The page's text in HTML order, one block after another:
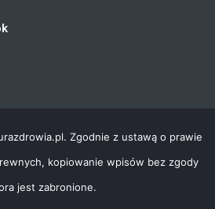
Zgodnie z ustawą o prawie
kopiowanie wpisów bez zgody
jest zabronione.